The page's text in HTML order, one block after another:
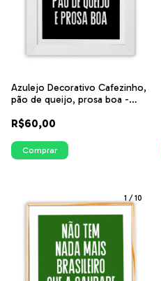
Azulejo Decorativo Cafezinho,
pão de queijo, prosa boa -
Vermelho | ITsLEJO
R$60,00
Comprar
1 /10